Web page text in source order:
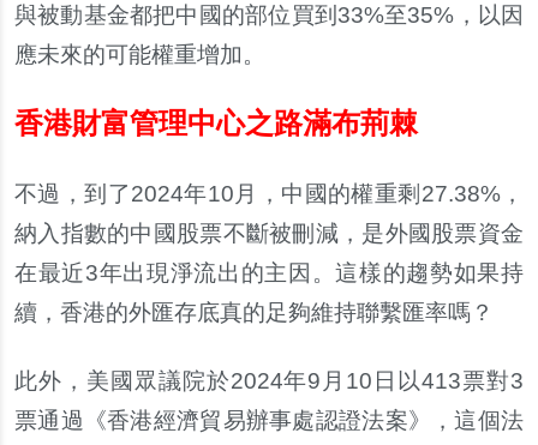
與被動基金都把中國的部位買到33%至35%，以因
應未來的可能權重增加。
香港財富管理中心之路滿布荊棘
不過，到了2024年10月，中國的權重剩27.38%，
納入指數的中國股票不斷被刪減，是外國股票資金
在最近3年出現淨流出的主因。這樣的趨勢如果持
續，香港的外匯存底真的足夠維持聯繫匯率嗎？
此外，美國眾議院於2024年9月10日以413票對3
票通過《香港經濟貿易辦事處認證法案》，這個法